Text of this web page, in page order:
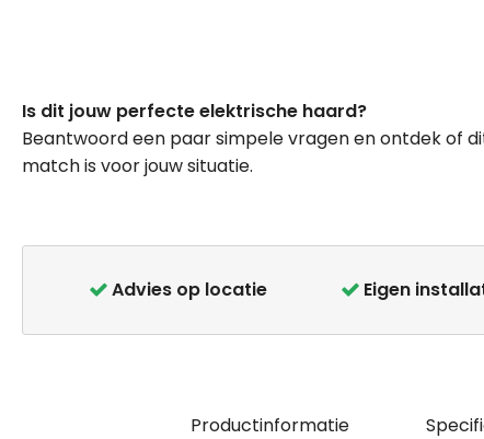
naar
het
begin
afbeeldingen-
Is dit jouw perfecte elektrische haard?
Beantwoord een paar simpele vragen en ontdek of
match is voor jouw situatie.
Advies op locatie Eigen
Productinformatie